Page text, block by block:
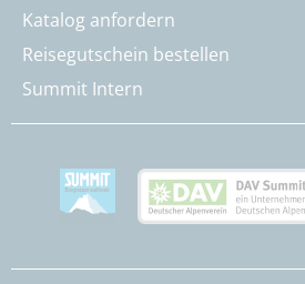
Katalog anfordern
Reisegutschein bestellen
Summit Intern